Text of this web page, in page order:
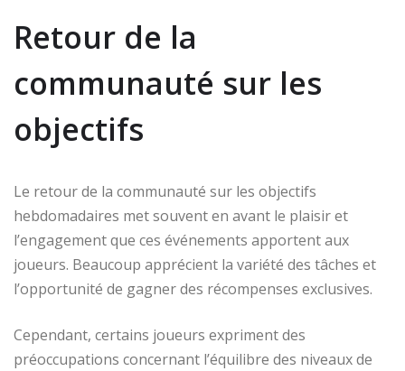
Retour de la
communauté sur les
objectifs
Le retour de la communauté sur les objectifs
hebdomadaires met souvent en avant le plaisir et
l’engagement que ces événements apportent aux
joueurs. Beaucoup apprécient la variété des tâches et
l’opportunité de gagner des récompenses exclusives.
Cependant, certains joueurs expriment des
préoccupations concernant l’équilibre des niveaux de